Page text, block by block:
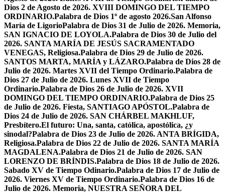
Dios 2 de Agosto de 2026. XVIII DOMINGO DEL TIEMPO
ORDINARIO.Palabra de Dios 1º de agosto 2026.San Alfonso
María de LigorioPalabra de Dios 31 de Julio de 2026. Memoria,
SAN IGNACIO DE LOYOLA.Palabra de Dios 30 de Julio del
2026. SANTA MARÍA DE JESÚS SACRAMENTADO
VENEGAS, Religiosa.Palabra de Dios 29 de Julio de 2026.
SANTOS MARTA, MARÍA y LÁZARO.Palabra de Dios 28 de
Julio de 2026. Martes XVII del Tiempo Ordinario.Palabra de
Dios 27 de Julio de 2026. Lunes XVII de Tiempo
Ordinario.Palabra de Dios 26 de Julio de 2026. XVII
DOMINGO DEL TIEMPO ORDINARIO.Palabra de Dios 25
de Julio de 2026. Fiesta, SANTIAGO APÓSTOL.Palabra de
Dios 24 de Julio de 2026. SAN CHÁRBEL MAKHLUF,
Presbítero.El futuro: Una, santa, católica, apostólica, ¿y
sinodal?Palabra de Dios 23 de Julio de 2026. ANTA BRÍGIDA,
Religiosa.Palabra de Dios 22 de Julio de 2026. SANTA MARÍA
MAGDALENA.Palabra de Dios 21 de Julio de 2026. SAN
LORENZO DE BRÍNDIS.Palabra de Dios 18 de Julio de 2026.
Sabado XV de Tiempo Odinario.Palabra de Dios 17 de Julio de
2026. Viernes XV de Tiempo Ordinario.Palabra de Dios 16 de
Julio de 2026. Memoria, NUESTRA SEÑORA DEL